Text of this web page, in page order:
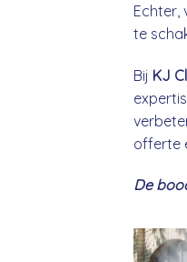
Echter,
te
Bij KJ
offerte
De